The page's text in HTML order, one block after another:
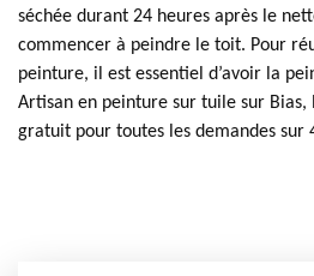
séchée durant 24 heures après le
commencer à peindre le toit. Pour
peinture, il est essentiel d’avoir la
Artisan en peinture sur tuile sur Bias,
gratuit pour toutes les demandes sur